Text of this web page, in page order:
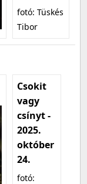
fotó: Tüskés
Tibor
Csokit
vagy
csínyt -
2025.
október
24.
fotó: